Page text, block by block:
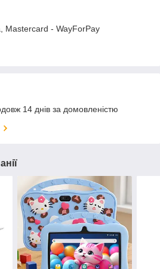
Mastercard - WayForPay
14 днів за домовленістю